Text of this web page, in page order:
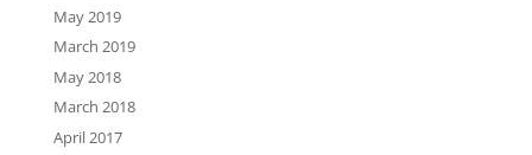
May 2019
March 2019
May 2018
March 2018
April 2017